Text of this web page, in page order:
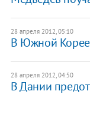
28 апреля 2012, 05:10
В Южной Корее
28 апреля 2012, 04:50
В Дании